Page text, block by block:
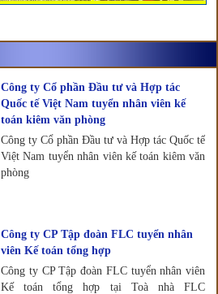
Công ty Cổ phần Đầu tư và Hợp tác
Quốc tế Việt Nam tuyển nhân viên kế
toán kiêm văn phòng
Công ty Cổ phần Đầu tư và Hợp tác Quốc tế
Việt Nam tuyển nhân viên kế toán kiêm văn
phòng
Công ty CP Tập đoàn FLC tuyển nhân
viên Kế toán tổng hợp
Công ty CP Tập đoàn FLC tuyển nhân viên
Kế toán tổng hợp tại Toà nhà FLC